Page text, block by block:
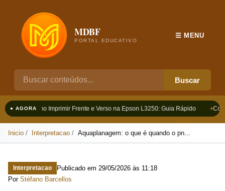
MDBF
PORTAL EDUCATIVO
Buscar
☰ MENU
● AGORAComo Imprimir Frente e Verso na Epson L3250: Guia Rápido
Inicio Interpretacao Aquaplanagem: o que é quando o pn...
Interpretacao Publicado em 29/05/2026 às 11:18
Por Stéfano Barcellos